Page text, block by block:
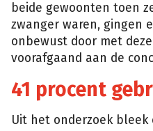
beide gewoonten toen
zwanger waren, gingen
onbewust door met
voorafgaand aan de
41 procent
Uit het onderzoek bleek